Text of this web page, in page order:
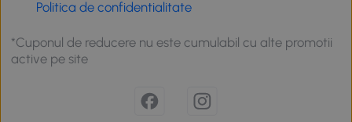
Politica de confidentialitate
*Cuponul de reducere nu este cumulabil cu alte promotii
active pe site